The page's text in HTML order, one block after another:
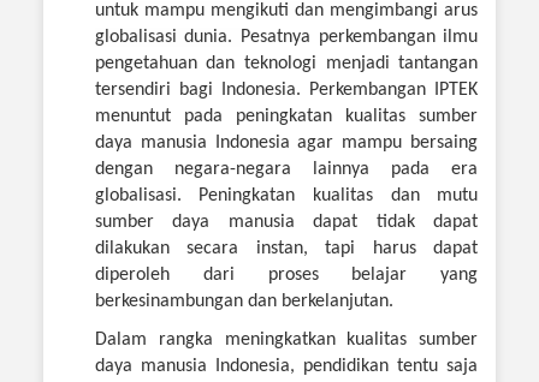
untuk mampu mengikuti dan mengimbangi arus
globalisasi dunia.
Pesatnya perkembangan ilmu
pengetahuan dan teknologi menjadi tantangan
tersendiri bagi Indonesia. Perkembangan IPTEK
menuntut pada peningkatan kualitas sumber
daya manusia Indonesia agar mampu bersaing
dengan negara-negara lainnya pada era
globalisasi. Peningkatan kualitas dan mutu
sumber daya manusia dapat tidak dapat
dilakukan secara instan, tapi harus dapat
diperoleh dari proses belajar yang
berkesinambungan dan berkelanjutan.
Dalam rangka meningkatkan kualitas sumber
daya manusia Indonesia, pendidikan tentu saja